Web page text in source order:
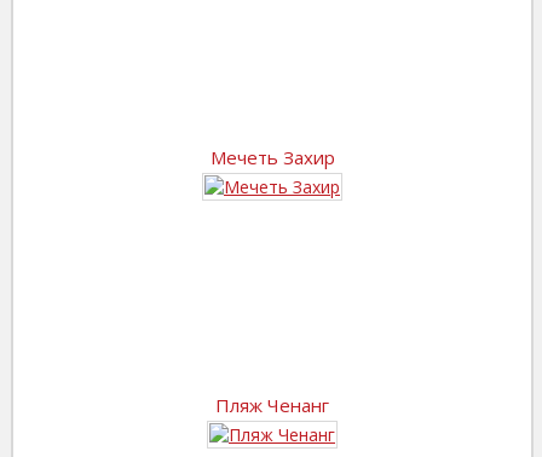
Мечеть Захир
Пляж Ченанг